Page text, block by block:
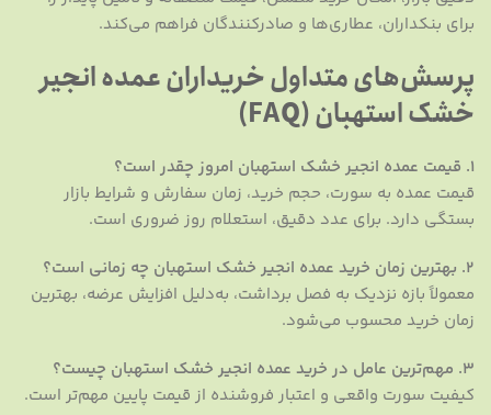
برای بنکداران، عطاری‌ها و صادرکنندگان فراهم می‌کند.
پرسش‌های متداول خریداران عمده انجیر
خشک استهبان (FAQ)
۱. قیمت عمده انجیر خشک استهبان امروز چقدر است؟
قیمت عمده به سورت، حجم خرید، زمان سفارش و شرایط بازار
بستگی دارد. برای عدد دقیق، استعلام روز ضروری است.
۲. بهترین زمان خرید عمده انجیر خشک استهبان چه زمانی است؟
معمولاً بازه نزدیک به فصل برداشت، به‌دلیل افزایش عرضه، بهترین
زمان خرید محسوب می‌شود.
۳. مهم‌ترین عامل در خرید عمده انجیر خشک استهبان چیست؟
کیفیت سورت واقعی و اعتبار فروشنده از قیمت پایین مهم‌تر است.